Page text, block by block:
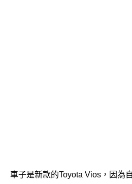
車子是新款的Toyota Vios，因為